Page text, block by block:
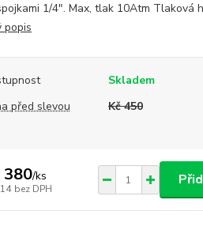
1/4". Max, tlak 10Atm Tlaková
popis
Skladem
před slevou
Kč 450
380/ks
bez DPH